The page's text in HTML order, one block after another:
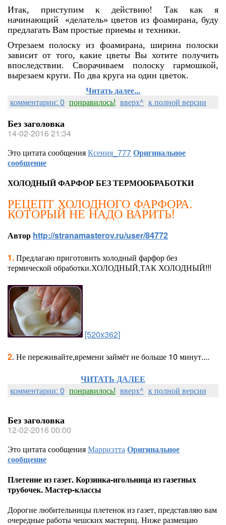
Итак, приступим к действию! Так как я
начинающий «делатель» цветов из фоамирана, буду
предлагать Вам простые приемы и техники.
Отрезаем полоску из фоамирана, ширина полоски
зависит от того, какие цветы Вы хотите получить
впоследствии. Сворачиваем полоску гармошкой,
вырезаем круги. По два круга на один цветок.
Читать далее...
комментарии: 0 понравилось! вверх^ к полной версии
Без заголовка
14-02-2016 21:34
Это цитата сообщенияКсения_777Оригинальное
сообщение
ХОЛОДНЫЙ ФАРФОР БЕЗ ТЕРМООБРАБОТКИ
РЕЦЕПТ ХОЛОДНОГО ФАРФОРА.
КОТОРЫЙ НЕ НАДО ВАРИТЬ!
Автор http://stranamasterov.ru/user/84772
1.Предлагаю приготовить холодный фарфор без
термической обработки.ХОЛОДНЫЙ,ТАК ХОЛОДНЫЙ!!!
[520x362]
2. Не переживайте,времени займёт не больше 10 минут....
ЧИТАТЬ ДАЛЕЕ
комментарии: 0 понравилось! вверх^ к полной версии
Без заголовка
12-02-2016 00:00
Это цитата сообщенияМарриэттаОригинальное
сообщение
Плетение из газет. Корзинка-игольница из газетных
трубочек. Мастер-классы
Дорогие любительницы плетенок из газет, представляю вам
очередные работы чешских мастериц. Ниже размещаю